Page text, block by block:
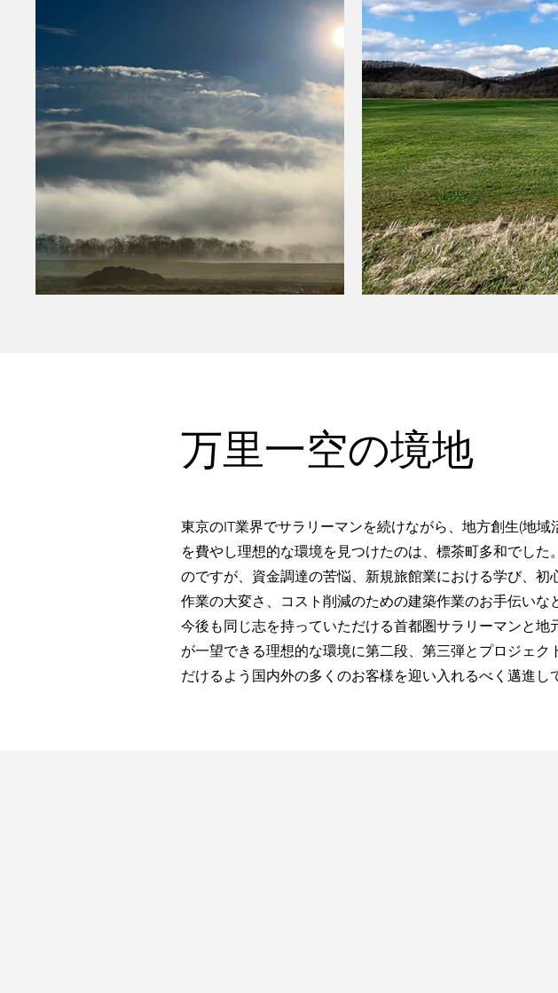
万里一空の境地
東京のIT業界でサラリーマンを続けながら、地方創生(地
を費やし理想的な環境を見つけたのは、標茶町多和でし
のですが、資金調達の苦悩、新規旅館業における学び、
作業の大変さ、コスト削減のための建築作業のお手伝いな
今後も同じ志を持っていただける首都圏サラリーマンと
が一望できる理想的な環境に第二段、第三弾とプロジェ
だけるよう国内外の多くのお客様を迎い入れるべく邁進し